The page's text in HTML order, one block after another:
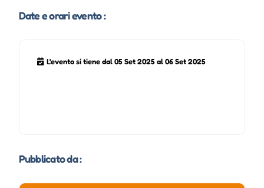
Date e orari evento :
L'evento si tiene dal 05 Set 2025 al 06 Set 2025
Pubblicato da :